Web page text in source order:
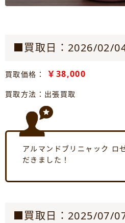
■買取日：2026/02/
買取価格： ￥38,000
買取方法：出張買取
アルマンドブリニャック ロ
だきました！
■買取日：2025/07/